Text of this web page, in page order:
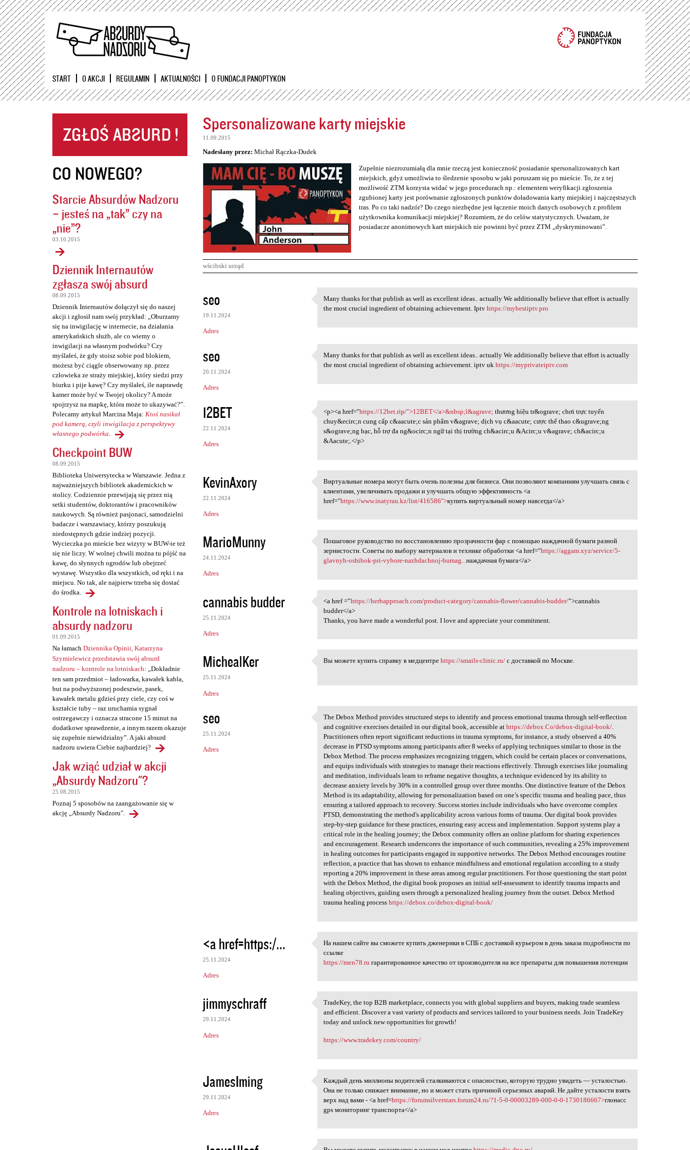
Przejdź
START O AKCJI REGULAMIN AKTUALNOŚCI O FUNDACJI PANOPTYKON
CO NOWEGO?
Starcie Absurdów Nadzoru
– jesteś na „tak” czy na
„nie”?
03.10.2015
Dziennik Internautów
zgłasza swój absurd
08.09.2015
Dziennik Internautów dołączył się do naszej
akcji i zgłosił nam swój przykład: „Oburzamy
się na inwigilację w internecie, na działania
amerykańskich służb, ale co wiemy o
inwigilacji na własnym podwórku? Czy
myślałeś, że gdy stoisz sobie pod blokiem,
możesz być ciągle obserwowany np. przez
człowieka ze straży miejskiej, który siedzi przy
biurku i pije kawę? Czy myślałeś, ile naprawdę
kamer może być w Twojej okolicy? A może
spojrzysz na mapkę, która może to ukazywać?”.
Polecamy artykuł Marcina Maja: Ktoś nasikał
pod kamerą, czyli inwigilacja z perspektywy
własnego podwórka.
Checkpoint BUW
08.09.2015
Biblioteka Uniwersytecka w Warszawie. Jedna z
najważniejszych bibliotek akademickich w
stolicy. Codziennie przewijają się przez nią
setki studentów, doktorantów i pracowników
naukowych. Są również pasjonaci, samodzielni
badacze i warszawiacy, którzy poszukują
niedostępnych gdzie indziej pozycji.
Wycieczka po mieście bez wizyty w BUW-ie też
się nie liczy. W wolnej chwili można tu pójść na
kawę, do słynnych ogrodów lub obejrzeć
wystawę. Wszystko dla wszystkich, od ręki i na
miejscu. No tak, ale najpierw trzeba się dostać
do środka.
Kontrole na lotniskach i
absurdy nadzoru
01.09.2015
Na łamach Dziennika Opinii, Katarzyna
Szymielewicz przedstawia swój absurd
nadzoru – kontrole na lotniskach: „Dokładnie
ten sam przedmiot – ładowarka, kawałek kabla,
but na podwyższonej podeszwie, pasek,
kawałek metalu gdzieś przy ciele, czy coś w
kształcie tuby – raz uruchamia sygnał
ostrzegawczy i oznacza stracone 15 minut na
dodatkowe sprawdzenie, a innym razem okazuje
się zupełnie niewidzialny”. A jaki absurd
nadzoru uwiera Ciebie najbardziej?
Jak wziąć udział w akcji
„Absurdy Nadzoru"?
25.08.2015
Poznaj 5 sposobów na zaangażowanie się w
akcję „Absurdy Nadzoru".
Spersonalizowane karty miejskie
11.09.2015
Nadesłany przez: Michał Rączka-Dudek
Zupełnie niezrozumiałą dla mnie rzeczą jest konieczność posiadanie spersonalizowanych kart
miejskich, gdyż umożliwia to śledzenie sposobu w jaki poruszam się po mieście. To, że z tej
możliwość ZTM korzysta widać w jego procedurach np.: elementem weryfikacji zgłoszenia
zgubionej karty jest porównanie zgłoszonych punktów doładowania karty miejskiej i najczęstszych
tras. Po co taki nadzór? Do czego niezbędne jest łączenie moich danych osobowych z profilem
użytkownika komunikacji miejskiej? Rozumiem, że do celów statystycznych. Uważam, że
posiadacze anonimowych kart miejskich nie powinni być przez ZTM „dyskryminowani”.
wścibski urząd
K
o
m
e
n
t
r
z
e
seo
19.11.2024
Adres
Many thanks for that publish
Many thanks for that publish as well as excellent ideas.. actually We additionally believe that effort is actually
the most crucial ingredient of obtaining achievement. Iptvhttps://mybestiptv.pro
seo
20.11.2024
Adres
Many thanks for that publish
Many thanks for that publish as well as excellent ideas.. actually We additionally believe that effort is actually
the most crucial ingredient of obtaining achievement. iptv ukhttps://myprivateiptv.com
12BET
22.11.2024
Adres
<p><a href="https://12bet.rip
<p><a href="https://12bet.rip/">12BET</a>&nbsp;l&agrave; thương hiệu tr&ograve; chơi trực tuyến
chuy&ecirc;n cung cấp c&aacute;c sản phẩm v&agrave; dịch vụ c&aacute; cược thể thao c&ugrave;ng
s&ograve;ng bạc, hỗ trợ đa ng&ocirc;n ngữ tại thị trường ch&acirc;u &Acirc;u v&agrave; ch&acirc;u
&Aacute;.</p>
KevinAxory
22.11.2024
Adres
Виртуальные номера могут быть
Виртуальные номера могут быть очень полезны для бизнеса. Они позволяют компаниям улучшать связь с
клиентами, увеличивать продажи и улучшать общую эффективность <a
href="https://www.inatyrau.kz/list/416586">купить виртуальный номер навсегда</a>
MarioMunny
24.11.2024
Adres
Пошаговое руководство по
Пошаговое руководство по восстановлению прозрачности фар с помощью наждачной бумаги разной
зернистости. Советы по выбору материалов и технике обработки <a href="https://aggam.xyz/service/5-
glavnyh-oshibok-pri-vybore-nazhdachnoj-bumag...наждачная бумага</a>
cannabis budder
25.11.2024
Adres
<a href =”https:/
<a href =”https://herbapproach.com/product-category/cannabis-flower/cannabis-budder/”>cannabis
budder</a>
Thanks, you have made a wonderful post. I love and appreciate your commitment.
MichealKer
25.11.2024
Adres
Вы можете купить справку в
Вы можете купить справку в медцентреhttps://smails-clinic.ru/ с доставкой по Москве.
seo
25.11.2024
Adres
The Debox Method provides
The Debox Method provides structured steps to identify and process emotional trauma through self-reflection
and cognitive exercises detailed in our digital book, accessible athttps://debox.Co/debox-digital-book/.
Practitioners often report significant reductions in trauma symptoms, for instance, a study observed a 40%
decrease in PTSD symptoms among participants after 8 weeks of applying techniques similar to those in the
Debox Method. The process emphasizes recognizing triggers, which could be certain places or conversations,
and equips individuals with strategies to manage their reactions effectively. Through exercises like journaling
and meditation, individuals learn to reframe negative thoughts, a technique evidenced by its ability to
decrease anxiety levels by 30% in a controlled group over three months. One distinctive feature of the Debox
Method is its adaptability, allowing for personalization based on one’s specific trauma and healing pace, thus
ensuring a tailored approach to recovery. Success stories include individuals who have overcome complex
PTSD, demonstrating the method's applicability across various forms of trauma. Our digital book provides
step-by-step guidance for these practices, ensuring easy access and implementation. Support systems play a
critical role in the healing journey; the Debox community offers an online platform for sharing experiences
and encouragement. Research underscores the importance of such communities, revealing a 25% improvement
in healing outcomes for participants engaged in supportive networks. The Debox Method encourages routine
reflection, a practice that has shown to enhance mindfulness and emotional regulation according to a study
reporting a 20% improvement in these areas among regular practitioners. For those questioning the start point
with the Debox Method, the digital book proposes an initial self-assessment to identify trauma impacts and
healing objectives, guiding users through a personalized healing journey from the outset. Debox Method
trauma healing processhttps://debox.co/debox-digital-book/
<a href=https:/...
25.11.2024
Adres
На нашем сайте вы сможете
На нашем сайте вы сможете купить дженерики в СПБ с доставкой курьером в день заказа подробности по
ссылке
https://men78.ru гарантированное качество от производителя на все препараты для повышения потенции
jimmyschraff
29.11.2024
Adres
TradeKey, the top B2B
TradeKey, the top B2B marketplace, connects you with global suppliers and buyers, making trade seamless
and efficient. Discover a vast variety of products and services tailored to your business needs. Join TradeKey
today and unlock new opportunities for growth!
https://www.tradekey.com/country/
JamesIming
29.11.2024
Adres
Каждый день миллионы
Каждый день миллионы водителей сталкиваются с опасностью, которую трудно увидеть — усталостью.
Она не только снижает внимание, но и может стать причиной серьезных аварий. Не дайте усталости взять
верх над вами - <a href=https://forumsilverstars.forum24.ru/?1-5-0-00003289-000-0-0-1730186667>глонасс
gps мониторинг транспорта</a>